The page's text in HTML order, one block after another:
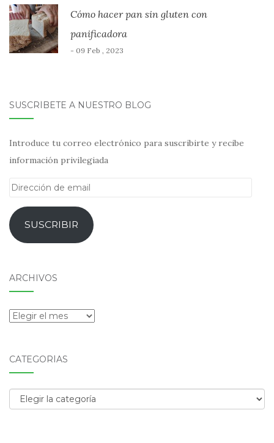
Cómo hacer pan sin gluten con
panificadora
- 09 Feb , 2023
SUSCRÍBETE A NUESTRO BLOG
Introduce tu correo electrónico para suscribirte y recibe
información privilegiada
Dirección
emailSUSCRIBIR
ARCHIVOS
Archivos
CATEGORÍAS
Categorías